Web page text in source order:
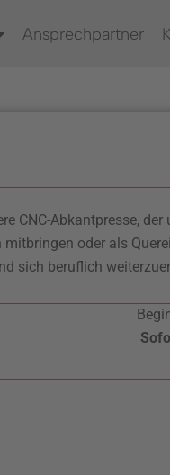
Ansprechpartner
CNC-Abkantpresse,
oder als
sich beruflich